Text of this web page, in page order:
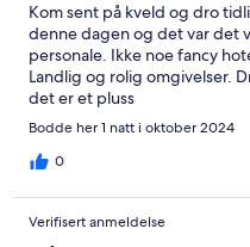
Kom sent på kveld og dro
denne dagen og det var det
personale. Ikke noe fancy
Landlig og rolig omgivelser.
det er et pluss
Bodde her 1 natt i oktober 2024
0
Verifisert anmeldelse